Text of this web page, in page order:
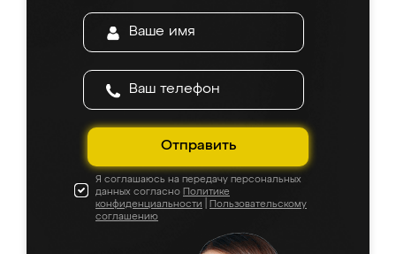
Отправить
Я соглашаюсь на передачу персональных
данных согласно Политике
конфиденциальности
Пользовательскому
соглашению